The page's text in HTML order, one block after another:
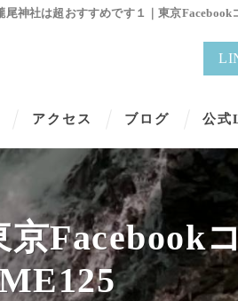
尾神社は超おすすめです１｜東京
アクセス ブログ 公式
Facebook